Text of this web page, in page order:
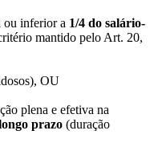
ou inferior a 1/4 do salário-
mantido pelo Art. 20,
OU
plena e efetiva na
prazo (duração